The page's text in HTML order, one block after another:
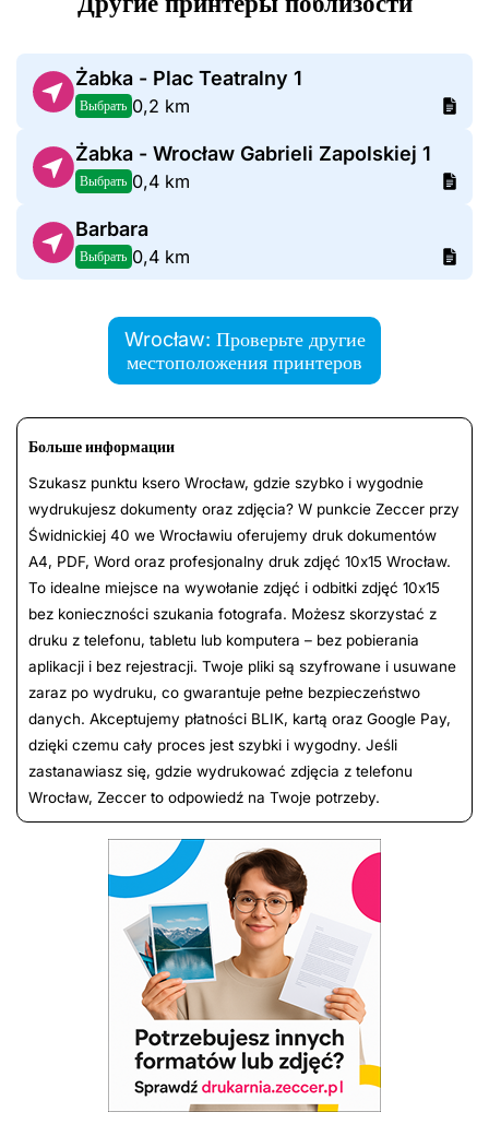
Żabka - Plac Teatralny 1
Выбрать 0,2 km
Żabka - Wrocław Gabrieli Zapolskiej 1
Выбрать 0,4 km
Barbara
Выбрать 0,4 km
Wrocław: Проверьте другие
местоположения принтеров
Больше информации
Szukasz punktu ksero Wrocław, gdzie szybko i wygodnie
wydrukujesz dokumenty oraz zdjęcia? W punkcie Zeccer przy
Świdnickiej 40 we Wrocławiu oferujemy druk dokumentów
A4, PDF, Word oraz profesjonalny druk zdjęć 10x15 Wrocław.
To idealne miejsce na wywołanie zdjęć i odbitki zdjęć 10x15
bez konieczności szukania fotografa. Możesz skorzystać z
druku z telefonu, tabletu lub komputera – bez pobierania
aplikacji i bez rejestracji. Twoje pliki są szyfrowane i usuwane
zaraz po wydruku, co gwarantuje pełne bezpieczeństwo
danych. Akceptujemy płatności BLIK, kartą oraz Google Pay,
dzięki czemu cały proces jest szybki i wygodny. Jeśli
zastanawiasz się, gdzie wydrukować zdjęcia z telefonu
Wrocław, Zeccer to odpowiedź na Twoje potrzeby.